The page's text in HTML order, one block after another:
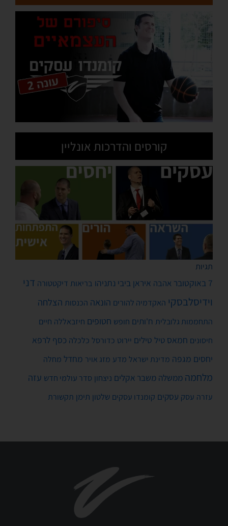
קורסים והדרכות אונליין
תגיות
7 באוקטובר אהבה איראן ביבי נתניהו בריאות דיקטטורה דני
וידיסלבסקי האקדמיה להורים הונאה הכנסות הצלחה
התחממות גלובלית ח'ותים חופש חטופים חיזבאללה חיים
חיסונים חמאס טיל טילים יירוט כדורסל כלכלה כסף לרפא
יחסים מגפה מדינת ישראל מדע מזג אויר מחדל מחלה
מלחמה ממשלה משבר אקלים ניצחון סדר עולמי חדש עזה
עזרה עסק עסקים קומנדו עסקים שלטון תימן תקשורת